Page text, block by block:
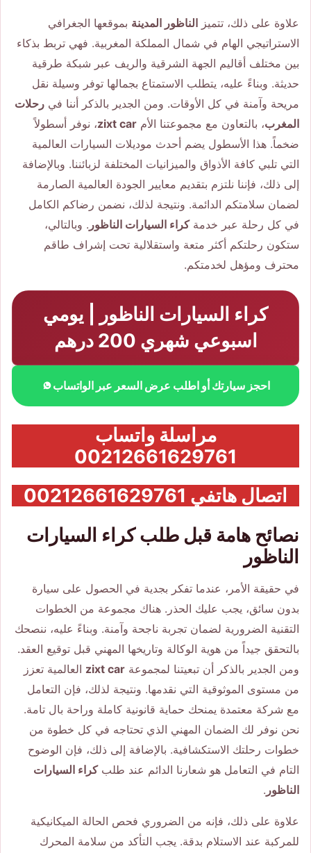
علاوة على ذلك، تتميز الناظور المدينة بموقعها الجغرافي
الاستراتيجي الهام في شمال المملكة المغربية. فهي تربط بذكاء
بين مختلف أقاليم الجهة الشرقية والريف عبر شبكة طرقية
حديثة. وبناءً عليه، يتطلب الاستمتاع بجمالها توفر وسيلة نقل
مريحة وآمنة في كل الأوقات. ومن الجدير بالذكر أننا في رحلات
المغرب، بالتعاون مع مجموعتنا الأم zixt car، نوفر أسطولاً
ضخماً. هذا الأسطول يضم أحدث موديلات السيارات العالمية
التي تلبي كافة الأذواق والميزانيات المختلفة لزبائننا. وبالإضافة
إلى ذلك، فإننا نلتزم بتقديم معايير الجودة العالمية الصارمة
لضمان سلامتكم الدائمة. ونتيجة لذلك، نضمن رضاكم الكامل
في كل رحلة عبر خدمةكراء السيارات الناظور . وبالتالي،
ستكون رحلتكم أكثر متعة واستقلالية تحت إشراف طاقم
محترف ومؤهل لخدمتكم.
كراء السيارات الناظور | يومي
اسبوعي شهري 200 درهم
احجز سيارتك أو اطلب عرض السعر عبر الواتساب
مراسلة واتساب
00212661629761
اتصال هاتفي 00212661629761
نصائح هامة قبل طلب كراء السيارات
الناظور
في حقيقة الأمر، عندما تفكر بجدية في الحصول على سيارة
بدون سائق، يجب عليك الحذر. هناك مجموعة من الخطوات
التقنية الضرورية لضمان تجربة ناجحة وآمنة. وبناءً عليه، ننصحك
بالتحقق جيداً من هوية الوكالة وتاريخها المهني قبل توقيع العقد.
ومن الجدير بالذكر أن تبعيتنا لمجموعة zixt car العالمية تعزز
من مستوى الموثوقية التي نقدمها. ونتيجة لذلك، فإن التعامل
مع شركة معتمدة يمنحك حماية قانونية كاملة وراحة بال تامة.
نحن نوفر لك الضمان المهني الذي تحتاجه في كل خطوة من
خطوات رحلتك الاستكشافية. بالإضافة إلى ذلك، فإن الوضوح
التام في التعامل هو شعارنا الدائم عند طلبكراء السيارات
الناظور .
علاوة على ذلك، فإنه من الضروري فحص الحالة الميكانيكية
للمركبة عند الاستلام بدقة. يجب التأكد من سلامة المحرك